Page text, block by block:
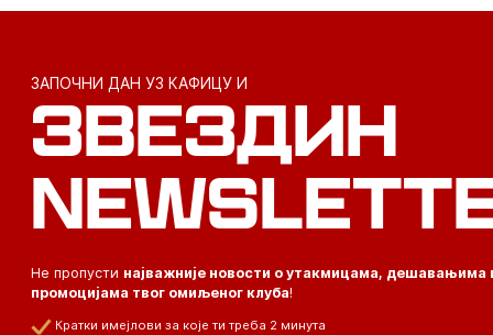
ЗАПОЧНИ ДАН УЗ КАФИЦУ И
ЗВЕЗДИН
Не пропусти најважније новости о утакмицама, дешавањима
промоцијама твог омиљеног клуба!
Кратки имејлови за које ти треба 2 минута